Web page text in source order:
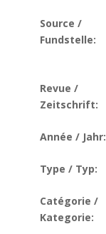
Source /
Fundstelle:
Revue /
Zeitschrift:
Année / Jahr:
Type / Typ:
Catégorie /
Kategorie: